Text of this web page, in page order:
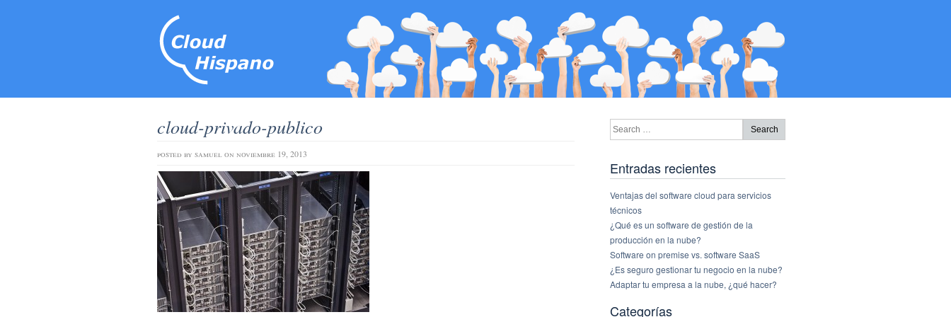
cloud-privado-publico
posted by samuel on noviembre 19, 2013
Entradas recientes
Ventajas del software cloud para servicios
técnicos
¿Qué es un software de gestión de la
producción en la nube?
Software on premise vs. software SaaS
¿Es seguro gestionar tu negocio en la nube?
Adaptar tu empresa a la nube, ¿qué hacer?
Categorías